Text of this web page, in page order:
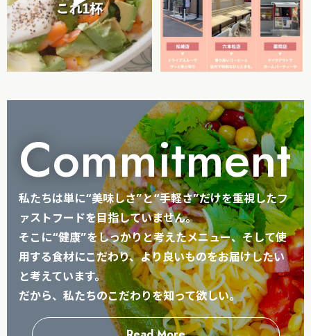
Commitment
私たちは単に“美味しさ”と“手軽さ”だけを重視したフ
ァストフードを目指していません。
そこに“健康”をしっかりと考えたメニュー、そして使
用する食材にこだわり、より良いものをお届けしたい
と考えています。
だから、私たちのこだわりを知って欲しい。